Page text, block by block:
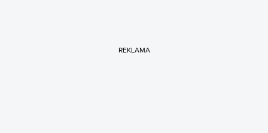
REKLAMA